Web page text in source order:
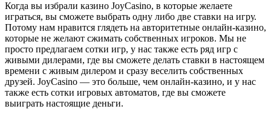
Когда вы избрали казино JoyCasino, в которые желаете
играться, вы сможете выбрать одну либо две ставки на игру.
Потому нам нравится глядеть на авторитетные онлайн-казино,
которые не желают сжимать собственных игроков. Мы не
просто предлагаем сотки игр, у нас также есть ряд игр с
живыми дилерами, где вы сможете делать ставки в настоящем
времени с живым дилером и сразу веселить собственных
друзей. JoyCasino — это больше, чем онлайн-казино, и у нас
также есть сотки игровых автоматов, где вы сможете
выиграть настоящие деньги.